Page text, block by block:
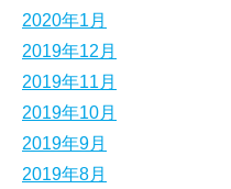
2020年1月
2019年12月
2019年11月
2019年10月
2019年9月
2019年8月